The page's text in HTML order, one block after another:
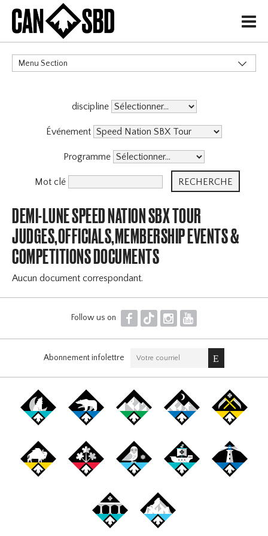
H
Menu Section
discipline
Événement
Programme
Mot clé
DEMI-LUNE SPEED NATION SBX TOUR
JUDGES,OFFICIALS,MEMBERSHIP EVENTS &
COMPETITIONS DOCUMENTS
Aucun document correspondant.
Follow us on F T I Y
Abonnement infolettre